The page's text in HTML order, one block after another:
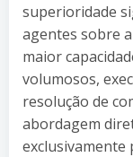
superioridade
agentes sobre
maior
volumosos,
resolução de
abordagem
exclusivamente